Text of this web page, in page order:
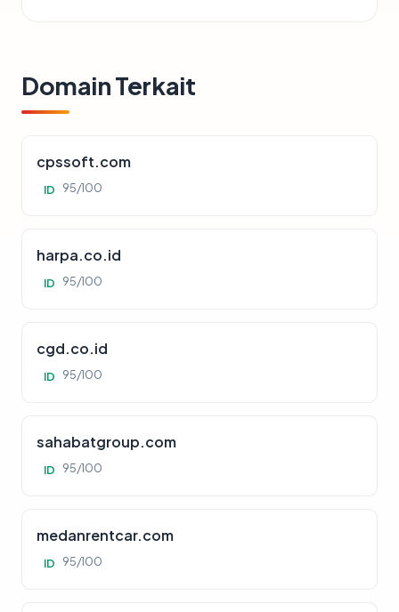
Domain Terkait
cpssoft.com
ID 95/100
harpa.co.id
ID 95/100
cgd.co.id
ID 95/100
sahabatgroup.com
ID 95/100
medanrentcar.com
ID 95/100